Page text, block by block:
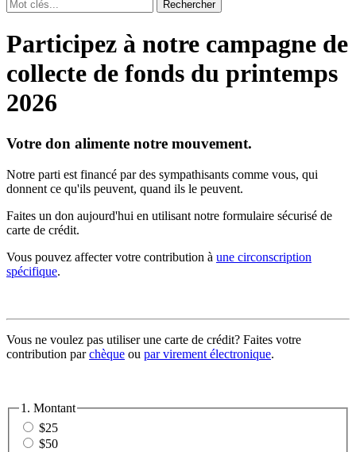
Participez à notre campagne de
collecte de fonds du printemps
2026
Votre don alimente notre mouvement.
Notre parti est financé par des sympathisants comme vous, qui
donnent ce qu'ils peuvent, quand ils le peuvent.
Faites un don aujourd'hui en utilisant notre formulaire sécurisé de
carte de crédit.
Vous pouvez affecter votre contribution à une circonscription
spécifique.
Vous ne voulez pas utiliser une carte de crédit? Faites votre
contribution parchèque ou par virement électronique.
1. Montant
$25
$50